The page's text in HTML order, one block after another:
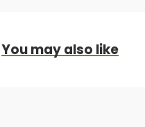
You may also like